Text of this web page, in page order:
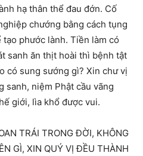
hạ thân thể đau đớn. Cố
chướng bằng cách tụng
phước lành. Tiền làm có
sanh ăn thịt hoài thì bệnh tật
có sung sướng gì? Xin chư vị
sanh, niệm Phật cầu vãng
giới, lìa khổ được vui.
TRÁI TRONG ĐỜI, KHÔNG
GÌ, XIN QUÝ VỊ ĐỀU THÀNH